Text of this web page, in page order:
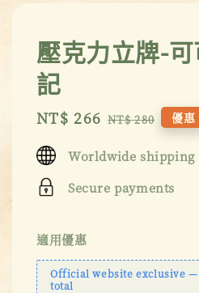
壓克力立牌-
記
Sale
NT$ 266 Regular
NT$ 280 優惠
Worldwide shipping
Secure payments
適用優惠
Official website exclusive
total